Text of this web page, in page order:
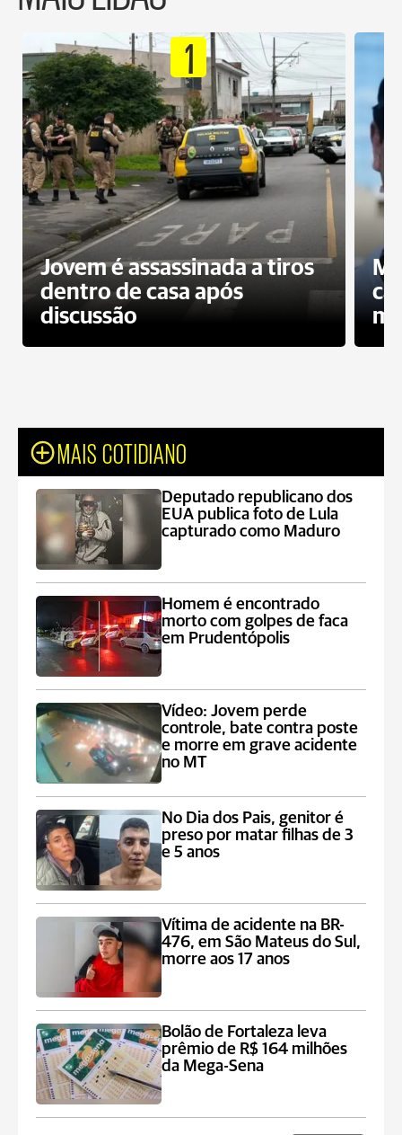
1
Jovem é assassinada a tiros
dentro de casa após
discussão
MAIS COTIDIANO
Deputado republicano dos
EUA publica foto de Lula
capturado como Maduro
Homem é encontrado
morto com golpes de faca
em Prudentópolis
Vídeo: Jovem perde
controle, bate contra poste
e morre em grave acidente
no MT
No Dia dos Pais, genitor é
preso por matar filhas de 3
e 5 anos
Vítima de acidente na BR-
476, em São Mateus do Sul,
morre aos 17 anos
Bolão de Fortaleza leva
prêmio de R$ 164 milhões
da Mega-Sena